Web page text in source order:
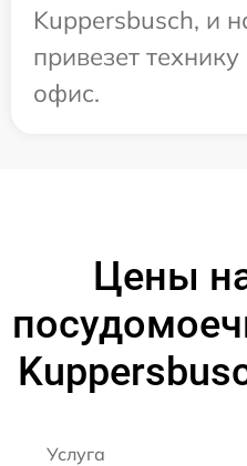
Kuppersbusch, и
привезет
офис.
Цены
Услуга